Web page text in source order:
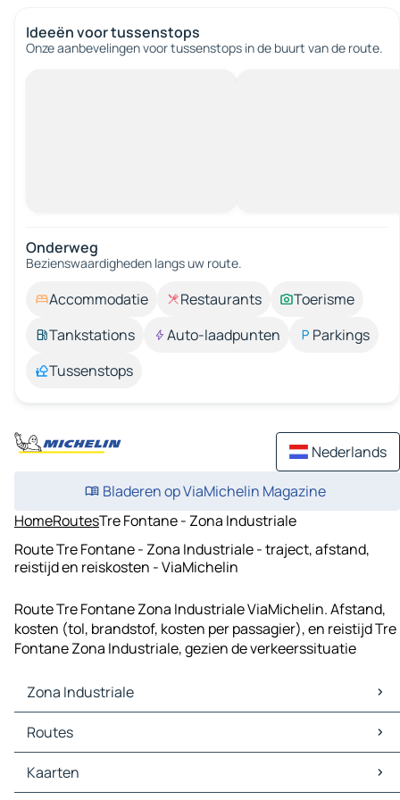
Ideeën voor tussenstops
Onze aanbevelingen voor tussenstops in de buurt van de route.
Onderweg
Bezienswaardigheden langs uw route.
Accommodatie Restaurants
Toerisme
Tankstations
Auto-laadpunten
Parkings
Tussenstops
Nederlands
Bladeren op ViaMichelin Magazine
HomeRoutesTre Fontane - Zona Industriale
Route Tre Fontane - Zona Industriale - traject, afstand,
reistijd en reiskosten - ViaMichelin
Route Tre Fontane Zona Industriale ViaMichelin. Afstand,
kosten (tol, brandstof, kosten per passagier), en reistijd Tre
Fontane Zona Industriale, gezien de verkeerssituatie
Zona Industriale
Zona Industriale Kaarten
Zona Industriale Verkeer
Zona Industriale Hotels
Zona Industriale Restaurants
Routes
Routes Zona Industriale - Catania
Routes Zona Industriale - Nicolosi
Kaarten